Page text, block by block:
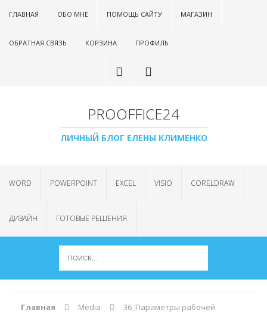
ГЛАВНАЯ ОБО МНЕ ПОМОЩЬ САЙТУ МАГАЗИН
ОБРАТНАЯ СВЯЗЬ КОРЗИНА ПРОФИЛЬ
PROOFFICE24
ЛИЧНЫЙ БЛОГ ЕЛЕНЫ КЛИМЕНКО
WORD POWERPOINT EXCEL VISIO CORELDRAW
ДИЗАЙН ГОТОВЫЕ РЕШЕНИЯ
Главная Media
36_Параметры рабочей